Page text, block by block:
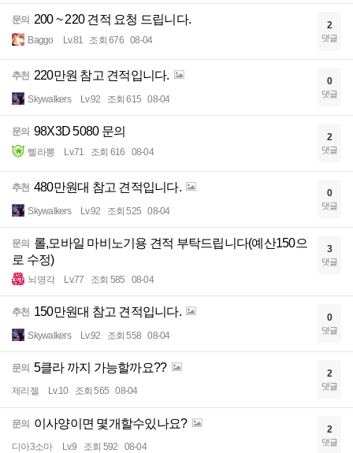
문의 200 ~ 220 견적 요청 드립니다.
Baggo Lv.81 조회 676 08-04
2
댓글
추천 220만원 참고 견적입니다.
Skywalkers Lv.92 조회 615 08-04
0
댓글
문의 98X3D 5080 문의
삘라뽕 Lv.71 조회 616 08-04
2
댓글
추천 480만원대 참고 견적입니다.
Skywalkers Lv.92 조회 525 08-04
0
댓글
문의 롤,모바일 마비노기용 견적 부탁드립니다(예산150으
로 수정)
뇌명각 Lv.77 조회 585 08-04
3
댓글
추천 150만원대 참고 견적입니다.
Skywalkers Lv.92 조회 558 08-04
0
댓글
문의 5클라 까지 가능할까요??
제리젤 Lv.10 조회 565 08-04
2
댓글
문의 이사양이면 몇개할수있나요?
디아3소마 Lv.9 조회 592 08-04
2
댓글